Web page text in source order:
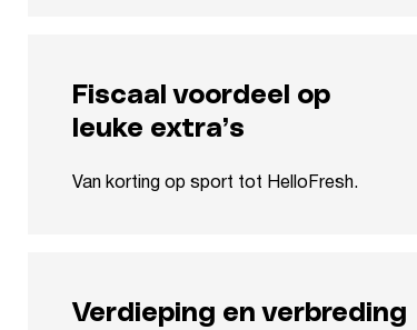
Fiscaal voordeel op
leuke extra’s
Van korting op sport tot HelloFresh.
Verdieping en verbreding